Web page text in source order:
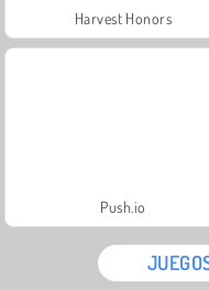
Harvest Honors
Push.io